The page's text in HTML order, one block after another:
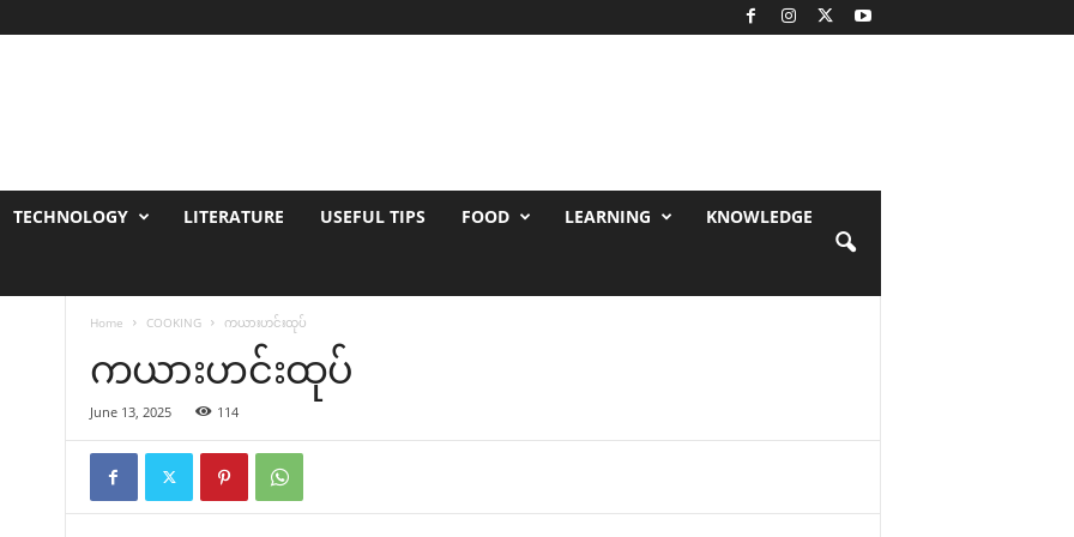
TECHNOLOGY LITERATURE USEFUL TIPS FOOD LEARNING KNOWLEDGE
Home COOKING ကယားဟင်းထုပ်
ကယားဟင်းထုပ်
June 13, 2025 114